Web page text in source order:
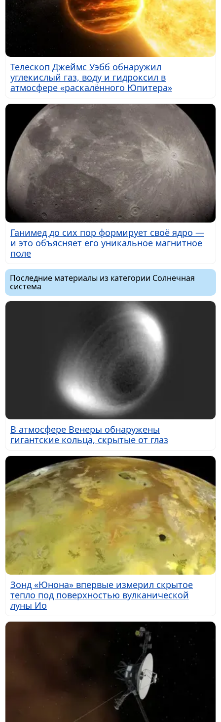
Телескоп Джеймс Уэбб обнаружил
углекислый газ, воду и гидроксил в
атмосфере «раскалённого Юпитера»
Ганимед до сих пор формирует своё ядро —
и это объясняет его уникальное магнитное
поле
Последние материалы из категории Солнечная
система
В атмосфере Венеры обнаружены
гигантские кольца, скрытые от глаз
Зонд «Юнона» впервые измерил скрытое
тепло под поверхностью вулканической
луны Ио